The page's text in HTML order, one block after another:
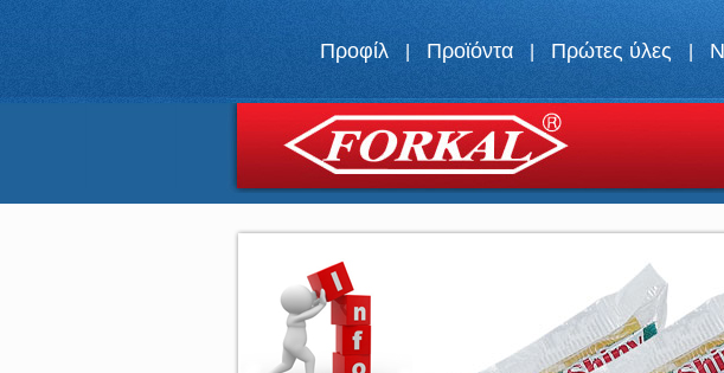
Προφίλ Προϊόντα Πρώτες ύλες